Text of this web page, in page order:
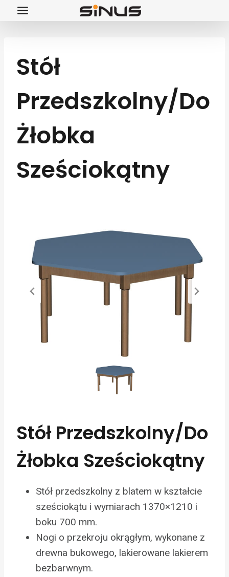
Przejdź
Stół
Przedszkolny/do
Żłobka
Sześciokątny
Stół Przedszkolny/do
Żłobka Sześciokątny
Stół przedszkolny z blatem w kształcie
sześciokątu i wymiarach 1370×1210 i
boku 700 mm.
Nogi o przekroju okrągłym, wykonane z
drewna bukowego, lakierowane lakierem
bezbarwnym.